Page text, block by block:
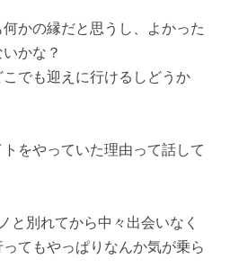
かの縁だと思うし、よかった
かな？
でも迎えに行けるしどうか
をやっていた理由って話して
と別れてから中々出会いなく
てもやっぱりなんか気が乗ら